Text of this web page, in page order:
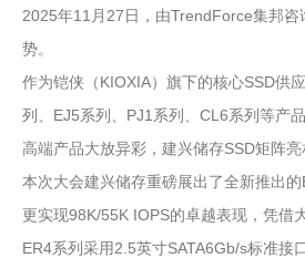
2025年11月27日，由TrendForce集邦
势。
作为铠侠（KIOXIA）旗下的核心SSD供
列、EJ5系列、PJ1系列、CL6系列等产品
高端产品大放异彩，建兴储存SSD矩阵亮
本次大会建兴储存重磅展出了全新推出
更实现98K/55K IOPS的卓越表现，凭借
ER4系列采用2.5英寸SATA6Gb/s标准